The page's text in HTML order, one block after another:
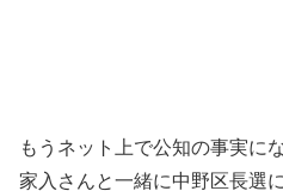
もうネット上で公知の事実に
家入さんと一緒に中野区長選